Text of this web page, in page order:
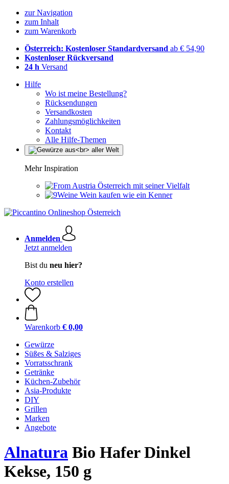
zur Navigation
zum Inhalt
zum Warenkorb
Österreich: Kostenloser Standardversand ab € 54,90
Kostenloser Rückversand
24 h Versand
Hilfe
Wo ist meine Bestellung?
Rücksendungen
Versandkosten
Zahlungsmöglichkeiten
Kontakt
Alle Hilfe-Themen
Mehr Inspiration
Österreich mit seiner Vielfalt
Wein kaufen wie ein Kenner
Anmelden
Jetzt anmelden
Bist du neu hier?
Konto erstellen
Warenkorb € 0,00
Gewürze
Süßes & Salziges
Vorratsschrank
Getränke
Küchen-Zubehör
Asia-Produkte
DIY
Grillen
Marken
Angebote
Alnatura Bio Hafer Dinkel
Kekse, 150 g